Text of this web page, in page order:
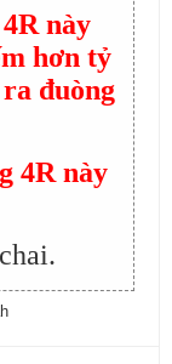
này
hơn tỷ
đuòng
4R này